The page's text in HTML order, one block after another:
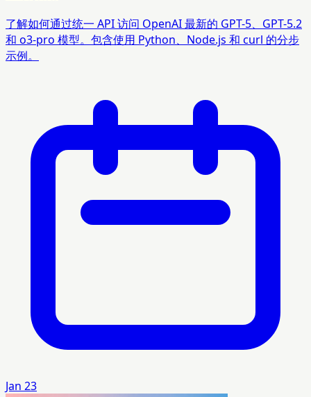
了解如何通过统一 API 访问 OpenAI 最新的 GPT-5、GPT-5.2
和 o3-pro 模型。包含使用 Python、Node.js 和 curl 的分步
示例。
Jan 23